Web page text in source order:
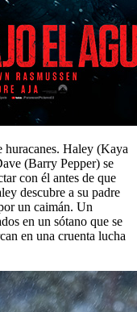
huracanes. Haley (Kaya
(Barry Pepper) se
con él antes de que
descubre a su padre
un caimán. Un
en un sótano que se
en una cruenta lucha